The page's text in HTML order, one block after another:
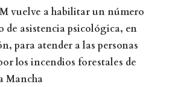
vuelve a habilitar un número
de asistencia psicológica, en
para atender a las personas
los incendios forestales de
Mancha